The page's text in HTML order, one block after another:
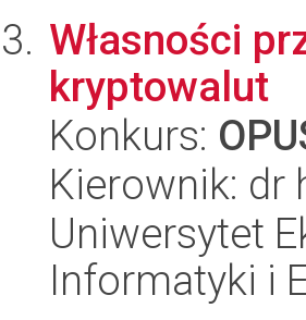
Własności
kryptowalut
Konkurs:
Kierownik: dr
Uniwersytet
Informatyki i